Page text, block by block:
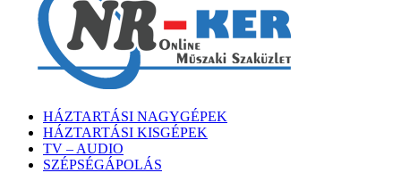
HÁZTARTÁSI NAGYGÉPEK
HÁZTARTÁSI KISGÉPEK
TV – AUDIO
SZÉPSÉGÁPOLÁS